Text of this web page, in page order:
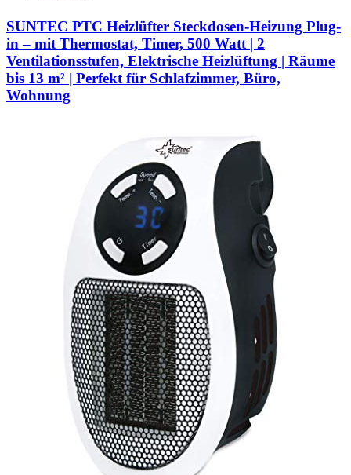
SUNTEC PTC Heizlüfter Steckdosen-Heizung Plug-
in – mit Thermostat, Timer, 500 Watt | 2
Ventilationsstufen, Elektrische Heizlüftung | Räume
bis 13 m² | Perfekt für Schlafzimmer, Büro,
Wohnung